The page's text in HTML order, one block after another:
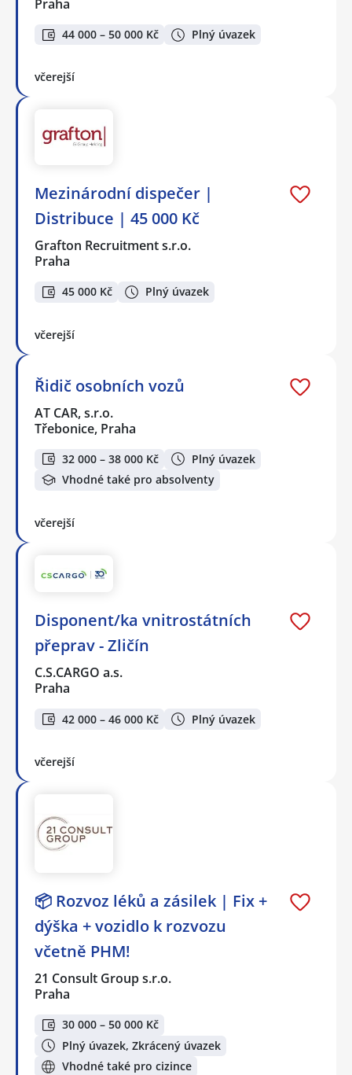
Praha
44 000 – 50 000 Kč Plný úvazek
včerejší
Mezinárodní dispečer |
Distribuce | 45 000 Kč
Grafton Recruitment s.r.o.
Praha
45 000 Kč Plný úvazek
včerejší
Řidič osobních vozů
AT CAR, s.r.o.
Třebonice, Praha
32 000 – 38 000 Kč
Plný úvazek
Vhodné také pro absolventy
včerejší
Disponent/ka vnitrostátních
přeprav - Zličín
C.S.CARGO a.s.
Praha
42 000 – 46 000 Kč Plný úvazek
včerejší
📦 Rozvoz léků a zásilek | Fix +
dýška + vozidlo k rozvozu
včetně PHM!
21 Consult Group s.r.o.
Praha
30 000 – 50 000 Kč
Plný úvazek, Zkrácený úvazek
Vhodné také pro cizince